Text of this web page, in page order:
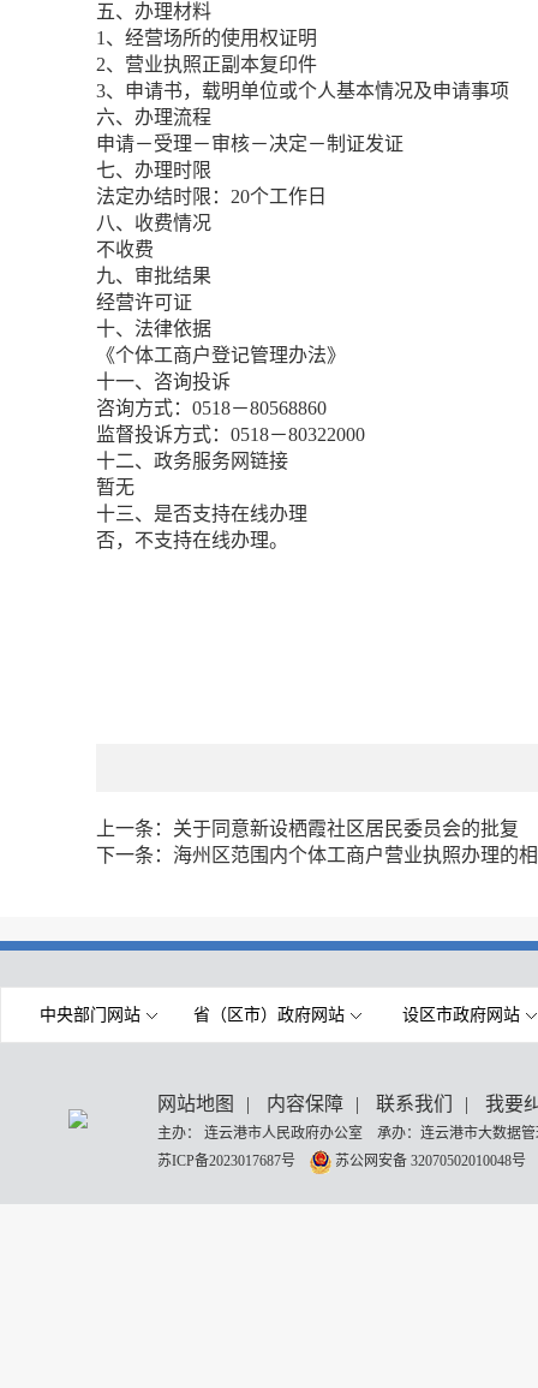
五、办理材料
1、经营场所的使用权证明
2、营业执照正副本复印件
3、申请书，载明单位或个人基本情况及申请事项
六、办理流程
申请－受理－审核－决定－制证发证
七、办理时限
法定办结时限：20个工作日
八、收费情况
不收费
九、审批结果
经营许可证
十、法律依据
《个体工商户登记管理办法》
十一、咨询投诉
咨询方式：0518－80568860
监督投诉方式：0518－80322000
十二、政务服务网链接
暂无
十三、是否支持在线办理
否，不支持在线办理。
上一条： 关于同意新设栖霞社区居民委员会的批复
下一条： 海州区范围内个体工商户营业执照办理的
中央部门网站 省（区市）政府网站 设区市政府网站
网站地图 | 内容保障 | 联系我们 | 我要
主办： 连云港市人民政府办公室 承办：连云港市大数据
苏ICP备2023017687号
苏公网安备 32070502010048号